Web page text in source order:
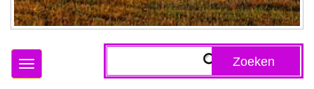
Zoeken
Toggle